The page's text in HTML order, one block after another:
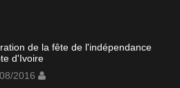
de la fête de l'indépendance
d'Ivoire
2016